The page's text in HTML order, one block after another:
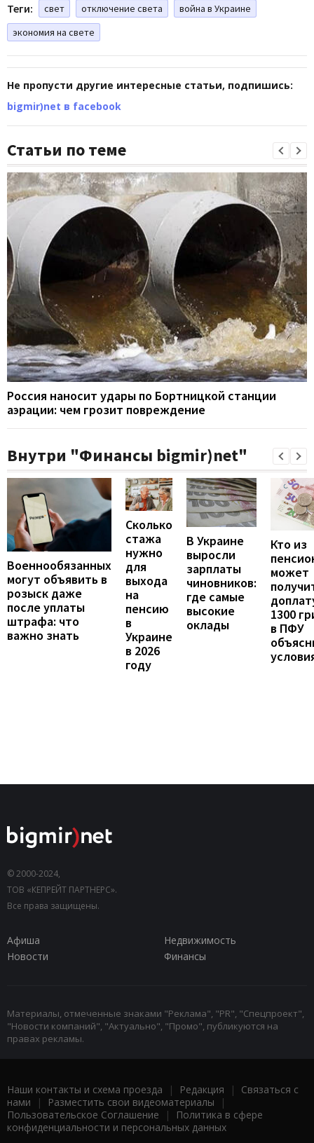
Теги: свет отключение света
война в Украине
экономия на свете
Не пропусти другие интересные статьи, подпишись:
bigmir)net в facebook
Статьи по теме
Россия наносит удары по Бортницкой станции
аэрации: чем грозит повреждение
Внутри "Финансы bigmir)net"
Военнообязанных
могут объявить в
розыск даже
после уплаты
штрафа: что
важно знать
Сколько
стажа
нужно
для
выхода
на
пенсию
в
Украине
в 2026
году
В Украине
выросли
зарплаты
чиновников:
где самые
высокие
оклады
Кто из
может
1300
в ПФУ
© 2000-2024,
ТОВ «КЕПРЕЙТ ПАРТНЕРС».
Все права защищены.
Афиша
Недвижимость
Новости
Финансы
Материалы, отмеченные знаками "Реклама", "PR", "Спецпроект",
"Новости компаний", "Актуально", "Промо", публикуются на
правах рекламы.
Наши контакты и схема проезда | Редакция | Связаться с
нами | Разместить свои видеоматериалы |
Пользовательское Соглашение |
Политика в сфере
конфиденциальности и персональных данных